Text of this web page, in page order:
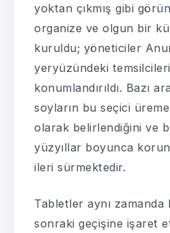
yoktan çıkmış gibi
organize ve olgun bir
kuruldu; yöneticiler
yeryüzündeki
konumlandırıldı. Bazı
soyların bu seçici
olarak belirlendiğini ve
yüzyıllar boyunca
ileri sürmektedir.
Tabletler aynı zamanda
sonraki geçişine işaret